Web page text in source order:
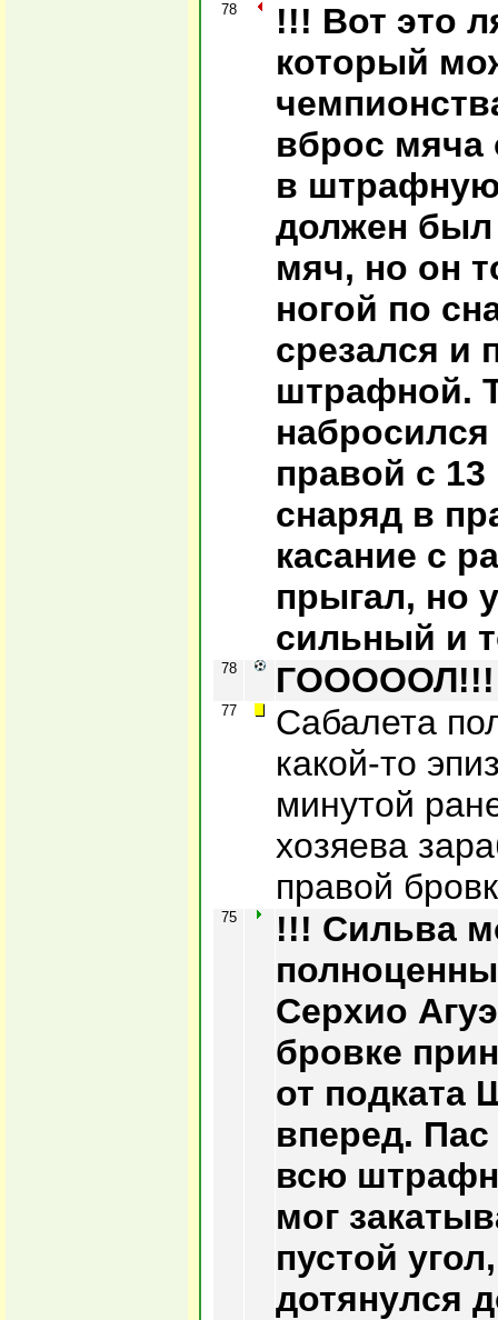
78
!!! Вот это
который
вброс мяча
в
должен был
мяч, но он
ногой по
срезался и
штрафной.
правой с
снаряд в
касание с
прыгал, но
сильный и
78 ГОООООЛ!!!
77
Сабалета
какой-то
минутой
хозяева
правой
75
!!! Сильва
Серхио
бровке
от подката
вперед.
всю
мог
пустой
дотянулся